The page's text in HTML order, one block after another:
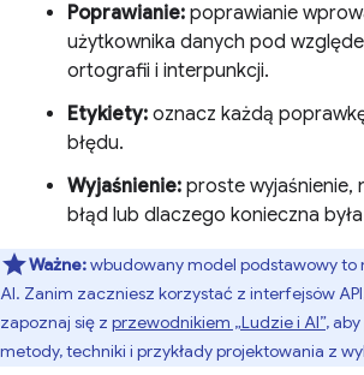
Poprawianie: poprawianie
użytkownika danych pod
ortografii i interpunkcji.
Etykiety: oznacz każdą
błędu.
Wyjaśnienie: proste wyjaśnienie,
błąd lub dlaczego konieczna
Ważne:wbudowany model podstawowy to
AI. Zanim zaczniesz korzystać z interfejsów
zapoznaj się z przewodnikiem „Ludzie i AI”,
metody, techniki i przykłady projektowania z